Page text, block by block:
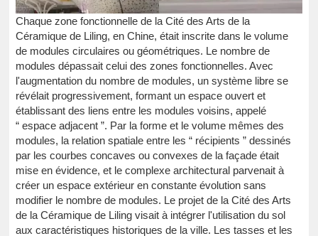
Chaque zone fonctionnelle de la Cité des Arts de la
Céramique de Liling, en Chine, était inscrite dans le volume
de modules circulaires ou géométriques. Le nombre de
modules dépassait celui des zones fonctionnelles. Avec
l'augmentation du nombre de modules, un système libre se
révélait progressivement, formant un espace ouvert et
établissant des liens entre les modules voisins, appelé
“ espace adjacent ”. Par la forme et le volume mêmes des
modules, la relation spatiale entre les “ récipients ” dessinés
par les courbes concaves ou convexes de la façade était
mise en évidence, et le complexe architectural parvenait à
créer un espace extérieur en constante évolution sans
modifier le nombre de modules. Le projet de la Cité des Arts
de la Céramique de Liling visait à intégrer l'utilisation du sol
aux caractéristiques historiques de la ville. Les tasses et les